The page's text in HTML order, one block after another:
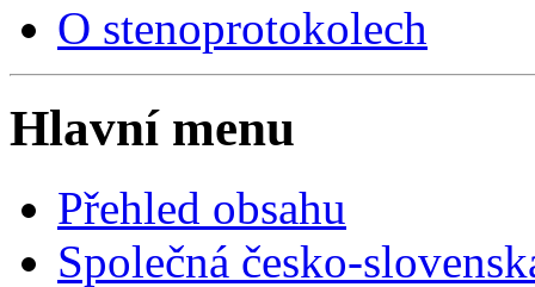
O stenoprotokolech
Hlavní menu
Přehled obsahu
Společná česko-